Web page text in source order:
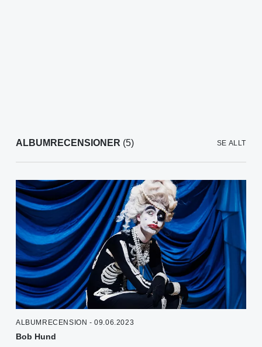
ALBUMRECENSIONER (5) SE ALLT
ALBUMRECENSION - 09.06.2023
Bob Hund